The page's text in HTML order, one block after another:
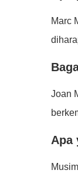
Marc
Joan
Apa